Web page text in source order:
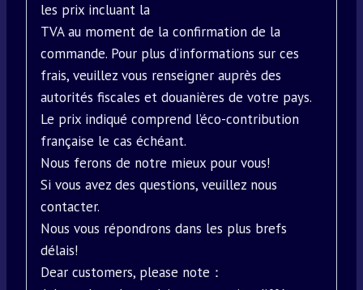
les prix incluant la
TVA au moment de la confirmation de la
commande. Pour plus d’informations sur ces
frais, veuillez vous renseigner auprès des
autorités fiscales et douanières de votre pays.
Le prix indiqué comprend l’éco-contribution
française le cas échéant.
Nous ferons de notre mieux pour vous!
Si vous avez des questions, veuillez nous
contacter.
Nous vous répondrons dans les plus brefs
délais!
Dear customers, please note：